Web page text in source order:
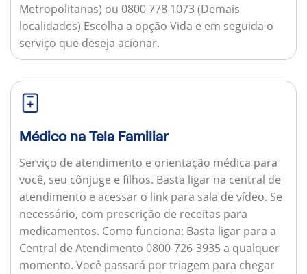
Metropolitanas) ou 0800 778 1073 (Demais
localidades) Escolha a opção Vida e em seguida o
serviço que deseja acionar.
Médico na Tela Familiar
Serviço de atendimento e orientação médica para
você, seu cônjuge e filhos. Basta ligar na central de
atendimento e acessar o link para sala de vídeo. Se
necessário, com prescrição de receitas para
medicamentos. Como funciona: Basta ligar para a
Central de Atendimento 0800-726-3935 a qualquer
momento. Você passará por triagem para chegar